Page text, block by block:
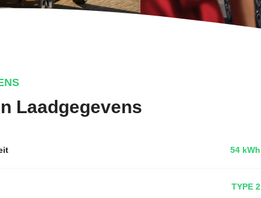
Laadgegevens
54 kWh
TYPE 2